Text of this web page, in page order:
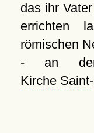
das ihr Vater
errichten
römischen
- an der
Kirche